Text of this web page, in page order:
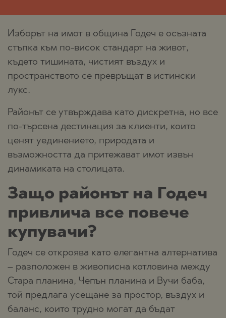
Изборът на имот в община Годеч е осъзната
стъпка към по-висок стандарт на живот,
където тишината, чистият въздух и
пространството се превръщат в истински
лукс.
Районът се утвърждава като дискретна, но все
по-търсена дестинация за клиенти, които
ценят уединението, природата и
възможността да притежават имот извън
динамиката на столицата.
Защо районът на Годеч
привлича все повече
купувачи?
Годеч се откроява като елегантна алтернатива
– разположен в живописна котловина между
Стара планина, Чепън планина и Вучи баба,
той предлага усещане за простор, въздух и
баланс, които трудно могат да бъдат